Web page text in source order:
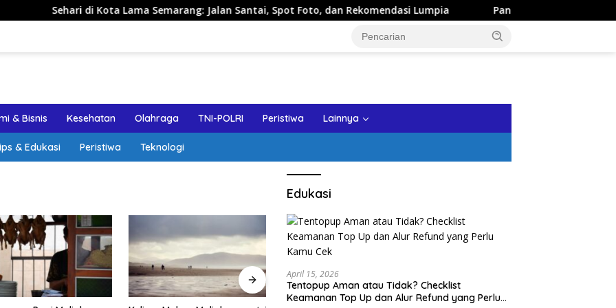
di Kota Lama Semarang: Jalan Santai, Spot Foto, dan Rekomendasi Lumpia Panduan Wisata Keluarga ke Kota
& Bisnis Kesehatan Olahraga TNI-POLRI Peristiwa Lainnya
& Edukasi Peristiwa Teknologi
Edukasi
April 15, 2026
Tentopup Aman atau Tidak? Checklist
Keamanan Top Up dan Alur Refund yang Perlu